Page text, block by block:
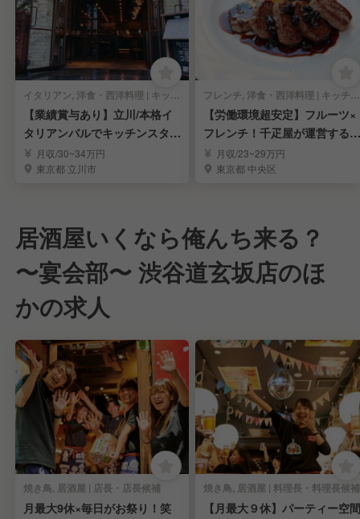
イタリアン, 洋食・西洋料理 | キッチンスタッフ
【業績賞与あり】立川/本格イ
タリアンバルでキッチンスタッ
フを募集！
月収/30~34万円
東京都 立川市
フレンチ, 洋食・西洋料理 | キッチンスタッフ
【労働環境超安定】フルーツ×
フレンチ！千疋屋が運営するレ
ストラン調理人
月収/23~29万円
東京都 中央区
居酒屋いくなら俺んち来る？
〜宴会部〜 渋谷道玄坂店のほ
かの求人
焼き鳥, 居酒屋 | 店長・店長候補
月最大9休×毎日がお祭り！笑
焼き鳥, 居酒屋 | 料理長・料理長候補
【月最大９休】パーティー空間